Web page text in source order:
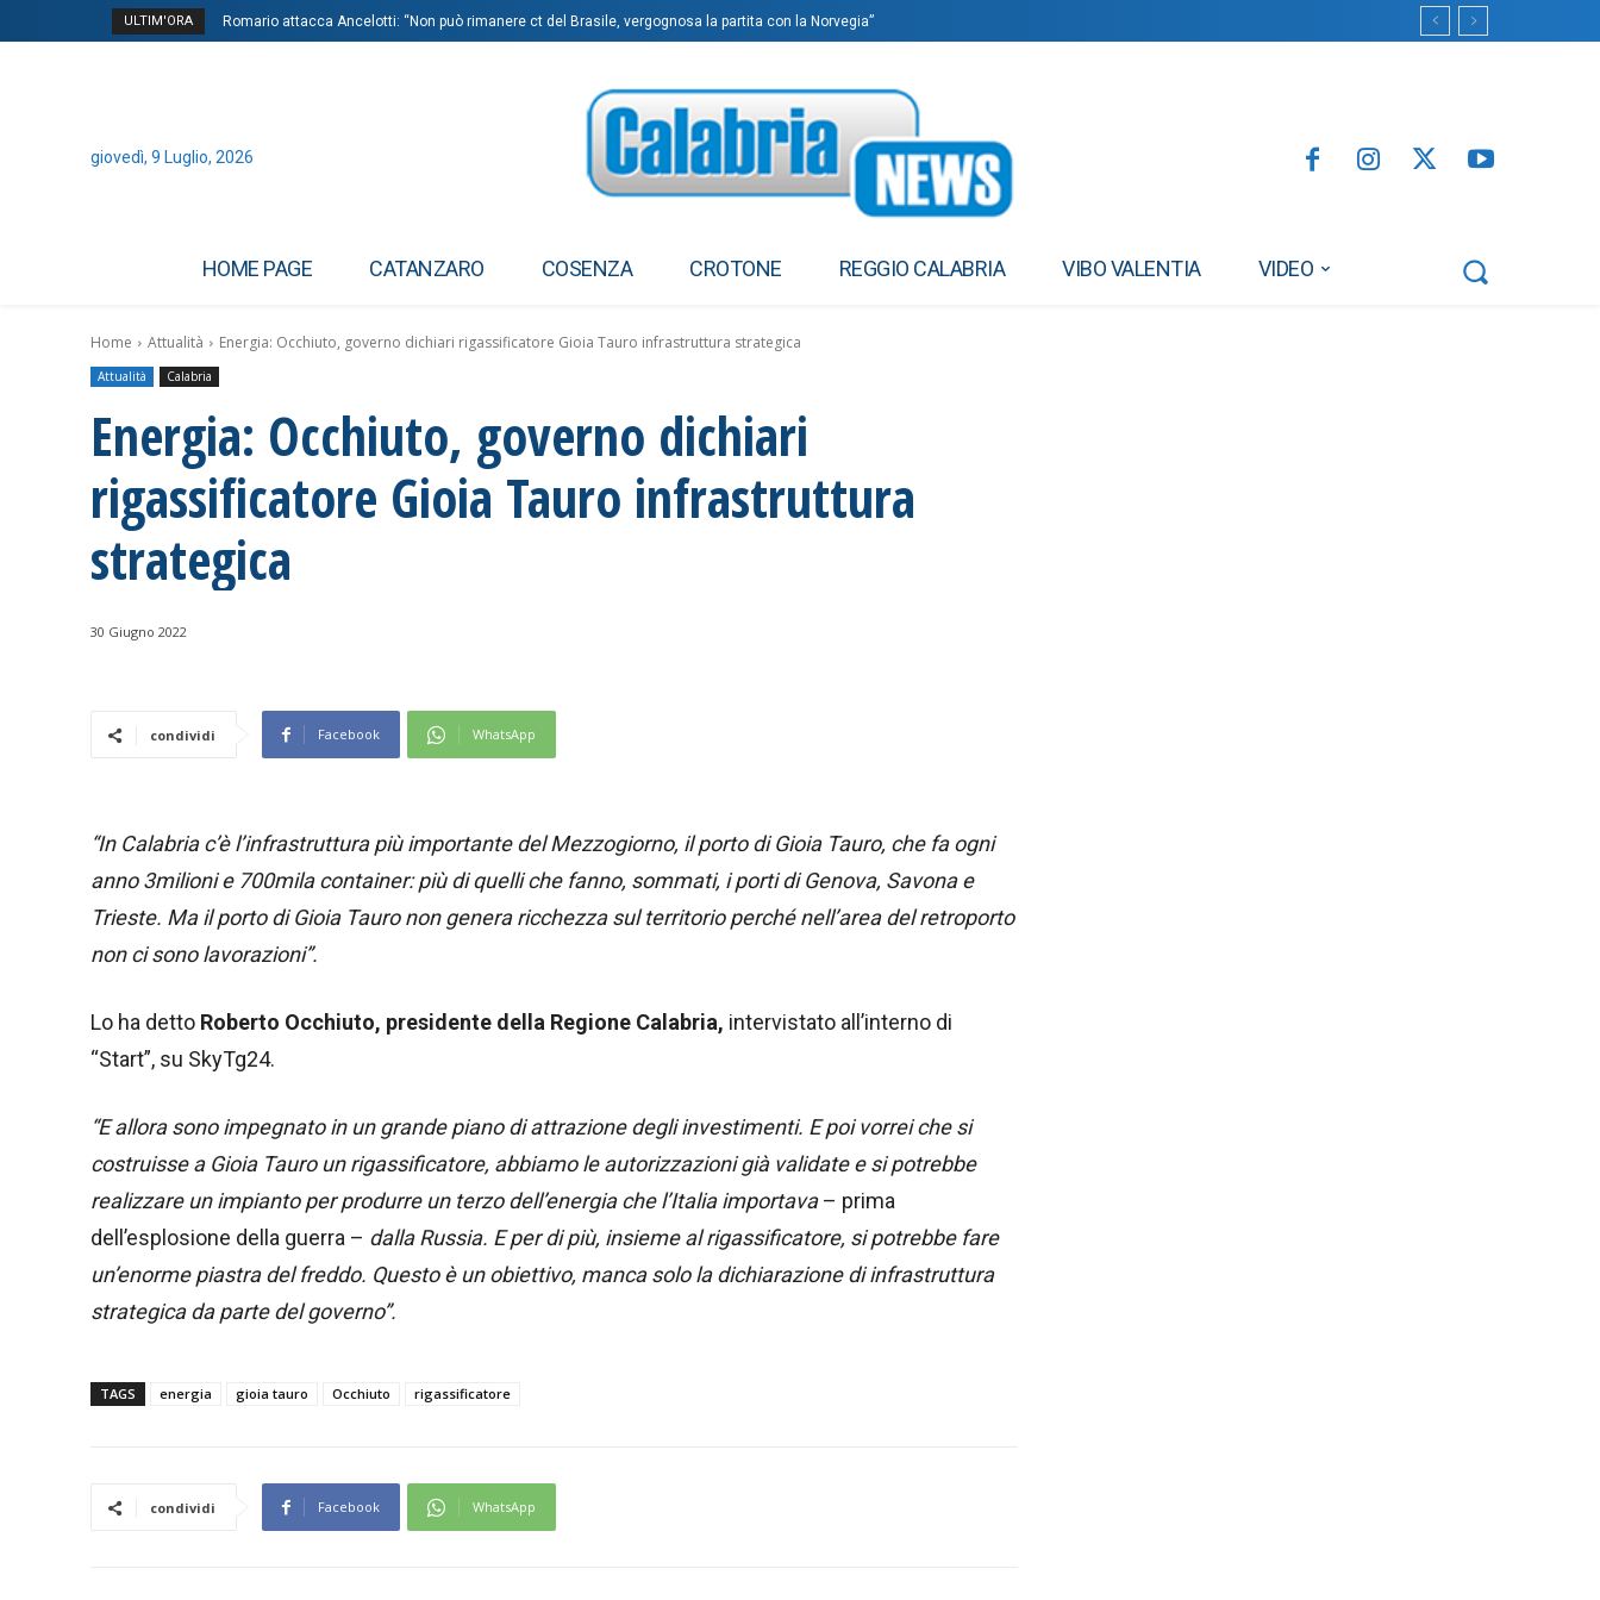
ULTIM'ORA Romario attacca Ancelotti: “Non può rimanere ct del Brasile, vergognosa la partita con la Norvegia”
Orfeo lascia “Repubblica” per “QN”, Abbate verso “il Giornale”
giovedì, 9 Luglio, 2026
HOME PAGE CATANZARO COSENZA CROTONE REGGIO CALABRIA VIBO VALENTIA VIDEO
Home Attualità Energia: Occhiuto, governo dichiari rigassificatore Gioia Tauro infrastruttura strategica
Attualità Calabria
Energia: Occhiuto, governo dichiari
rigassificatore Gioia Tauro infrastruttura
strategica
30 Giugno 2022
condividi Facebook WhatsApp
“In Calabria c’è l’infrastruttura più importante del Mezzogiorno, il porto di Gioia Tauro, che fa ogni
anno 3milioni e 700mila container: più di quelli che fanno, sommati, i porti di Genova, Savona e
Trieste. Ma il porto di Gioia Tauro non genera ricchezza sul territorio perché nell’area del retroporto
non ci sono lavorazioni”.
Lo ha detto Roberto Occhiuto, presidente della Regione Calabria, intervistato all’interno di
“Start”, su SkyTg24.
“E allora sono impegnato in un grande piano di attrazione degli investimenti. E poi vorrei che si
costruisse a Gioia Tauro un rigassificatore, abbiamo le autorizzazioni già validate e si potrebbe
realizzare un impianto per produrre un terzo dell’energia che l’Italia importava– prima
dell’esplosione della guerra – dalla Russia. E per di più, insieme al rigassificatore, si potrebbe fare
un’enorme piastra del freddo. Questo è un obiettivo, manca solo la dichiarazione di infrastruttura
strategica da parte del governo”.
TAGS energia gioia tauro Occhiuto rigassificatore
condividi Facebook WhatsApp